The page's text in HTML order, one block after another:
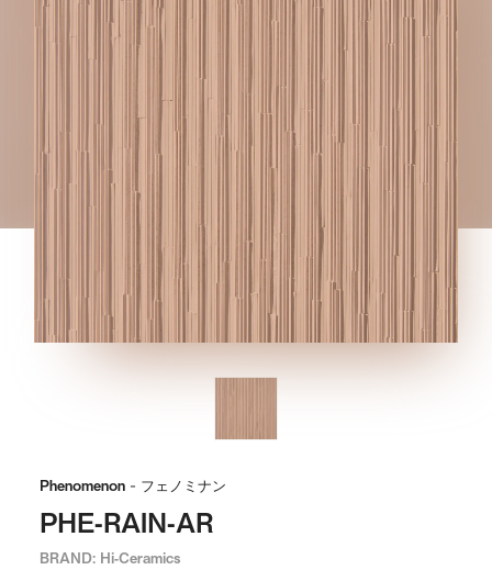
Phenomenon - フェノミナン
PHE-RAIN-AR
BRAND: Hi-Ceramics